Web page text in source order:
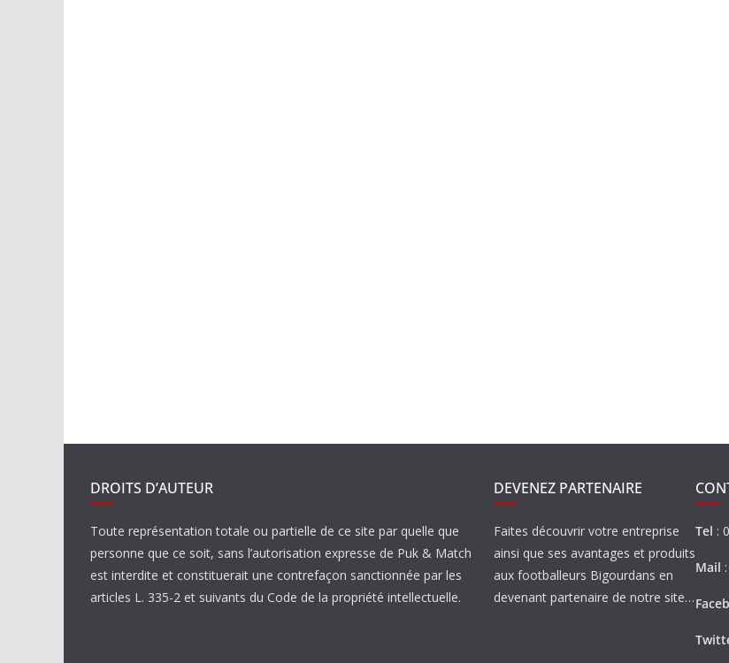
DROITS D’AUTEUR
Toute représentation totale ou partielle de ce site par quelle que
personne que ce soit, sans l’autorisation expresse de Puk & Match
est interdite et constituerait une contrefaçon sanctionnée par les
articles L. 335-2 et suivants du Code de la propriété intellectuelle.
DEVENEZ PARTENAIRE
Faites découvrir votre entreprise
ainsi que ses avantages et produits
aux footballeurs Bigourdans en
devenant partenaire de notre site…
Tel :
Mail :